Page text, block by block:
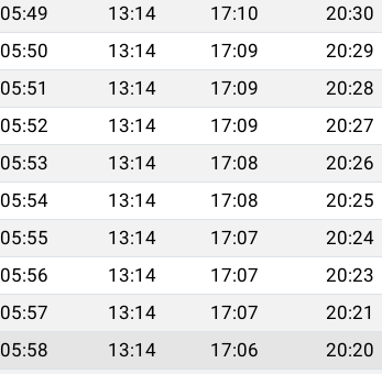
05:49 13:14 17:10 20:30
05:50 13:14 17:09 20:29
05:51 13:14 17:09 20:28
05:52 13:14 17:09 20:27
05:53 13:14 17:08 20:26
05:54 13:14 17:08 20:25
05:55 13:14 17:07 20:24
05:56 13:14 17:07 20:23
05:57 13:14 17:07 20:21
05:58 13:14 17:06 20:20